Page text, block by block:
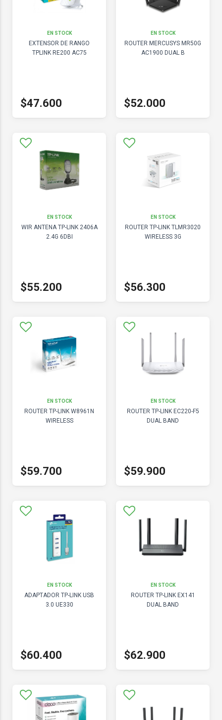
EN STOCK
EXTENSOR DE RANGO
TPLINK RE200 AC75
$47.600
EN STOCK
ROUTER MERCUSYS MR50G
AC1900 DUAL B
$52.000
EN STOCK
WIR ANTENA TP-LINK 2406A
2.4G 6DBI
$55.200
EN STOCK
ROUTER TP-LINK TLMR3020
WIRELESS 3G
$56.300
EN STOCK
ROUTER TP-LINK W8961N
WIRELESS
$59.700
EN STOCK
ROUTER TP-LINK EC220-F5
DUAL BAND
$59.900
EN STOCK
ADAPTADOR TP-LINK USB
3.0 UE330
$60.400
EN STOCK
ROUTER TP-LINK EX141
DUAL BAND
$62.900